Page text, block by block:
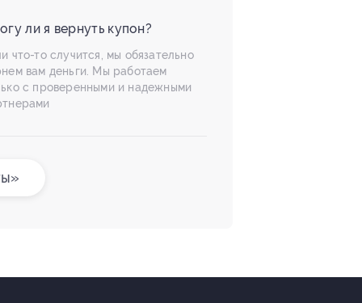
ли я вернуть купон?
что-то случится, мы обязательно
вам деньги. Мы работаем
с проверенными и надежными